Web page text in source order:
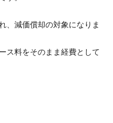
、減価償却の対象になりま
ス料をそのまま経費として